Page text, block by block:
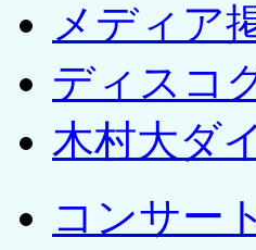
メディア
ディスコ
木村大ダ
コンサー